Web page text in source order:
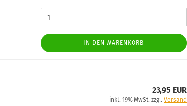
IN DEN WARENKORB
23,95 EUR
inkl. 19% MwSt. zzgl. Versand